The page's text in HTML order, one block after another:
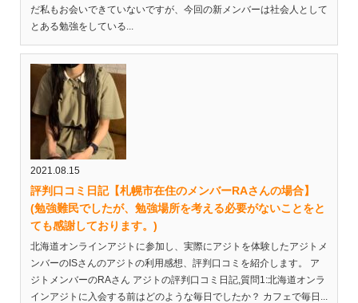
だ私もお会いできていないですが、今回の新メンバーは社会人として
とある勉強をしている...
2021.08.15
評判口コミ日記【札幌市在住のメンバーRAさんの場合】
(勉強難民でしたが、勉強場所を考える必要がないことをと
ても感謝しております。)
北海道オンラインアジトに参加し、実際にアジトを体験したアジトメ
ンバーのISさんのアジトの利用感想、評判口コミを紹介します。 ア
ジトメンバーのRAさん アジトの評判口コミ日記,質問1:北海道オンラ
インアジトに入会する前はどのような毎日でしたか？ カフェで毎日...